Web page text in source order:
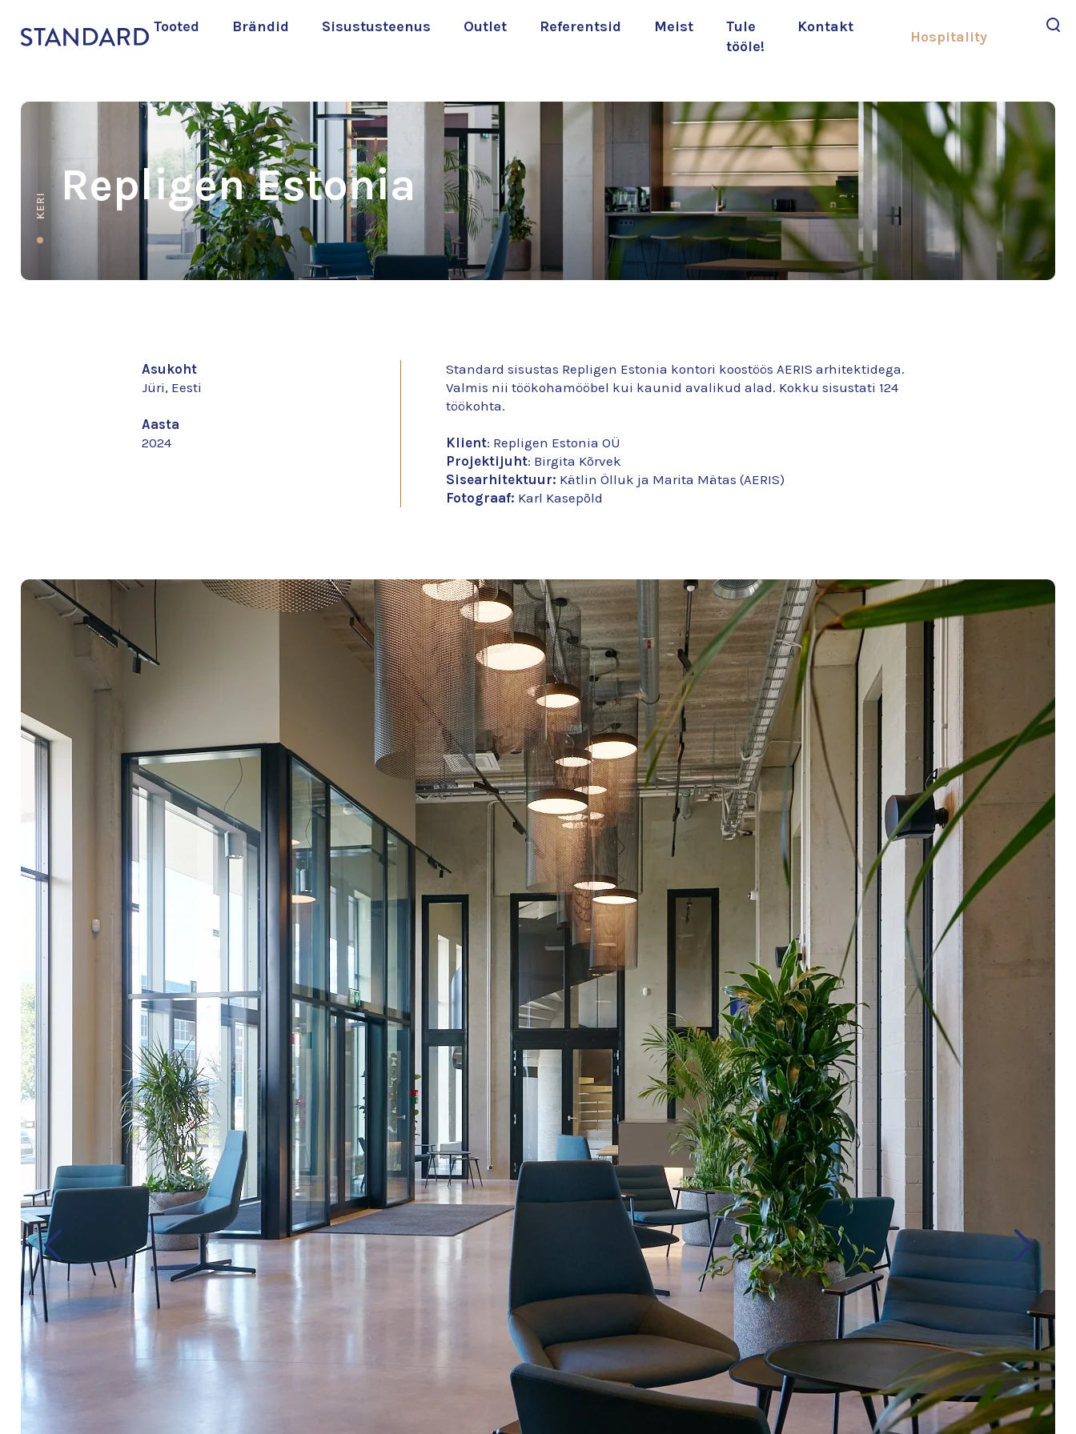
Tooted Brändid Sisustusteenus Outlet Referentsid Meist
Tule
tööle!
Kontakt
Hospitality
Repligen Estonia
KERI
Asukoht
Jüri, Eesti
Aasta
2024
Standard sisustas Repligen Estonia kontori koostöös AERIS arhitektidega.
Valmis nii töökohamööbel kui kaunid avalikud alad. Kokku sisustati 124
töökohta.
Klient: Repligen Estonia OÜ
Projektijuht: Birgita Kõrvek
Sisearhitektuur: Kätlin Ölluk ja Marita Mätas (AERIS)
Fotograaf: Karl Kasepõld